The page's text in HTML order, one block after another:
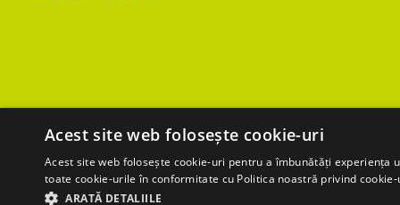
$('.btn_gdpr').click(function() { //alert('test'); var values='';
Acest site web folosește cookie-uri
Acest site web folosește cookie-uri pentru a îmbunătăți
toate cookie-urile în conformitate cu Politica noastră privind
ARATĂ DETALIILE